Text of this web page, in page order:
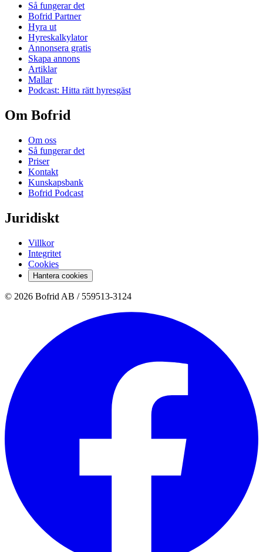
Så fungerar det
Bofrid Partner
Hyra ut
Hyreskalkylator
Annonsera gratis
Skapa annons
Artiklar
Mallar
Podcast: Hitta rätt hyresgäst
Om Bofrid
Om oss
Så fungerar det
Priser
Kontakt
Kunskapsbank
Bofrid Podcast
Juridiskt
Villkor
Integritet
Cookies
Hantera cookies
© 2026 Bofrid AB / 559513-3124